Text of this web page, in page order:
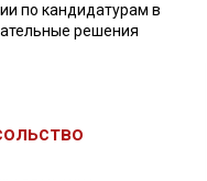
по кандидатурам в
решения